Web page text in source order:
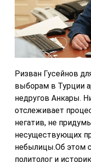
Ризван Гусейнов
выборам в Турции
недругов Анкары.
отслеживает
негатив, не
несуществующих
небылицы.Об этом
политолог и